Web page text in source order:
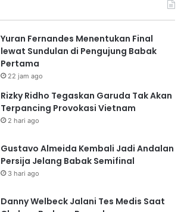
Yuran Fernandes Menentukan Final
lewat Sundulan di Pengujung Babak
Pertama
22 jam ago
Rizky Ridho Tegaskan Garuda Tak Akan
Terpancing Provokasi Vietnam
2 hari ago
Gustavo Almeida Kembali Jadi Andalan
Persija Jelang Babak Semifinal
3 hari ago
Danny Welbeck Jalani Tes Medis Saat